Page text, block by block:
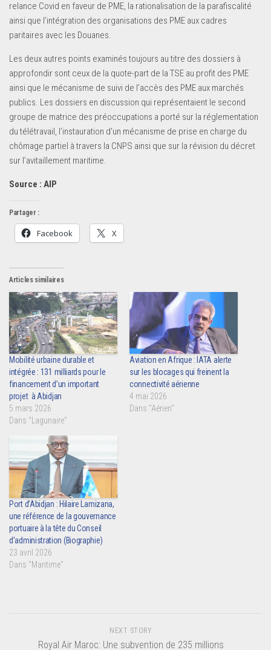
relance Covid en faveur de PME, la rationalisation de la parafiscalité
ainsi que l’intégration des organisations des PME aux cadres
paritaires avec les Douanes.
Les deux autres points examinés toujours au titre des dossiers à
approfondir sont ceux de la quote-part de la TSE au profit des PME
ainsi que le mécanisme de suivi de l’accès des PME aux marchés
publics. Les dossiers en discussion qui représentaient le second
groupe de matrice des préoccupations a porté sur la réglementation
du télétravail, l’instauration d’un mécanisme de prise en charge du
chômage partiel à travers la CNPS ainsi que sur la révision du décret
sur l’avitaillement maritime.
Source : AIP
Partager :
Facebook X
Articles similaires
Mobilité urbaine durable et
intégrée : 131 milliards pour le
financement d’un important
projet à Abidjan
5 mars 2026
Dans "Lagunaire"
Aviation en Afrique : IATA alerte
sur les blocages qui freinent la
connectivité aérienne
4 mai 2026
Dans "Aérien"
Port d’Abidjan : Hilaire Lamizana,
une référence de la gouvernance
portuaire à la tête du Conseil
d’administration (Biographie)
23 avril 2026
Dans "Maritime"
NEXT STORY
Royal Air Maroc: Une subvention de 235 millions